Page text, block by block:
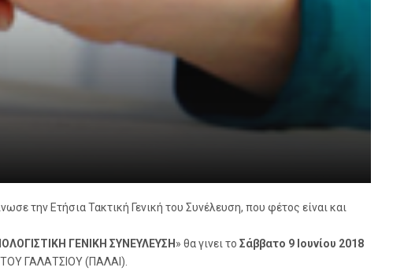
την Ετήσια Τακτική Γενική του Συνέλευση, που φέτος είναι και
ΓΕΝΙΚΗ ΣΥΝΕΥΛΕΥΣΗ » θα γινει το Σάββατο 9 Ιουνίου 2018
ΓΑΛΑΤΣΙΟΥ (ΠΑΛΑΙ).